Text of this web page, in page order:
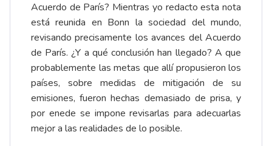
Acuerdo de París? Mientras yo redacto esta nota
está reunida en Bonn la sociedad del mundo,
revisando precisamente los avances del Acuerdo
de París. ¿Y a qué conclusión han llegado? A que
probablemente las metas que allí propusieron los
países, sobre medidas de mitigación de su
emisiones, fueron hechas demasiado de prisa, y
por enede se impone revisarlas para adecuarlas
mejor a las realidades de lo posible.